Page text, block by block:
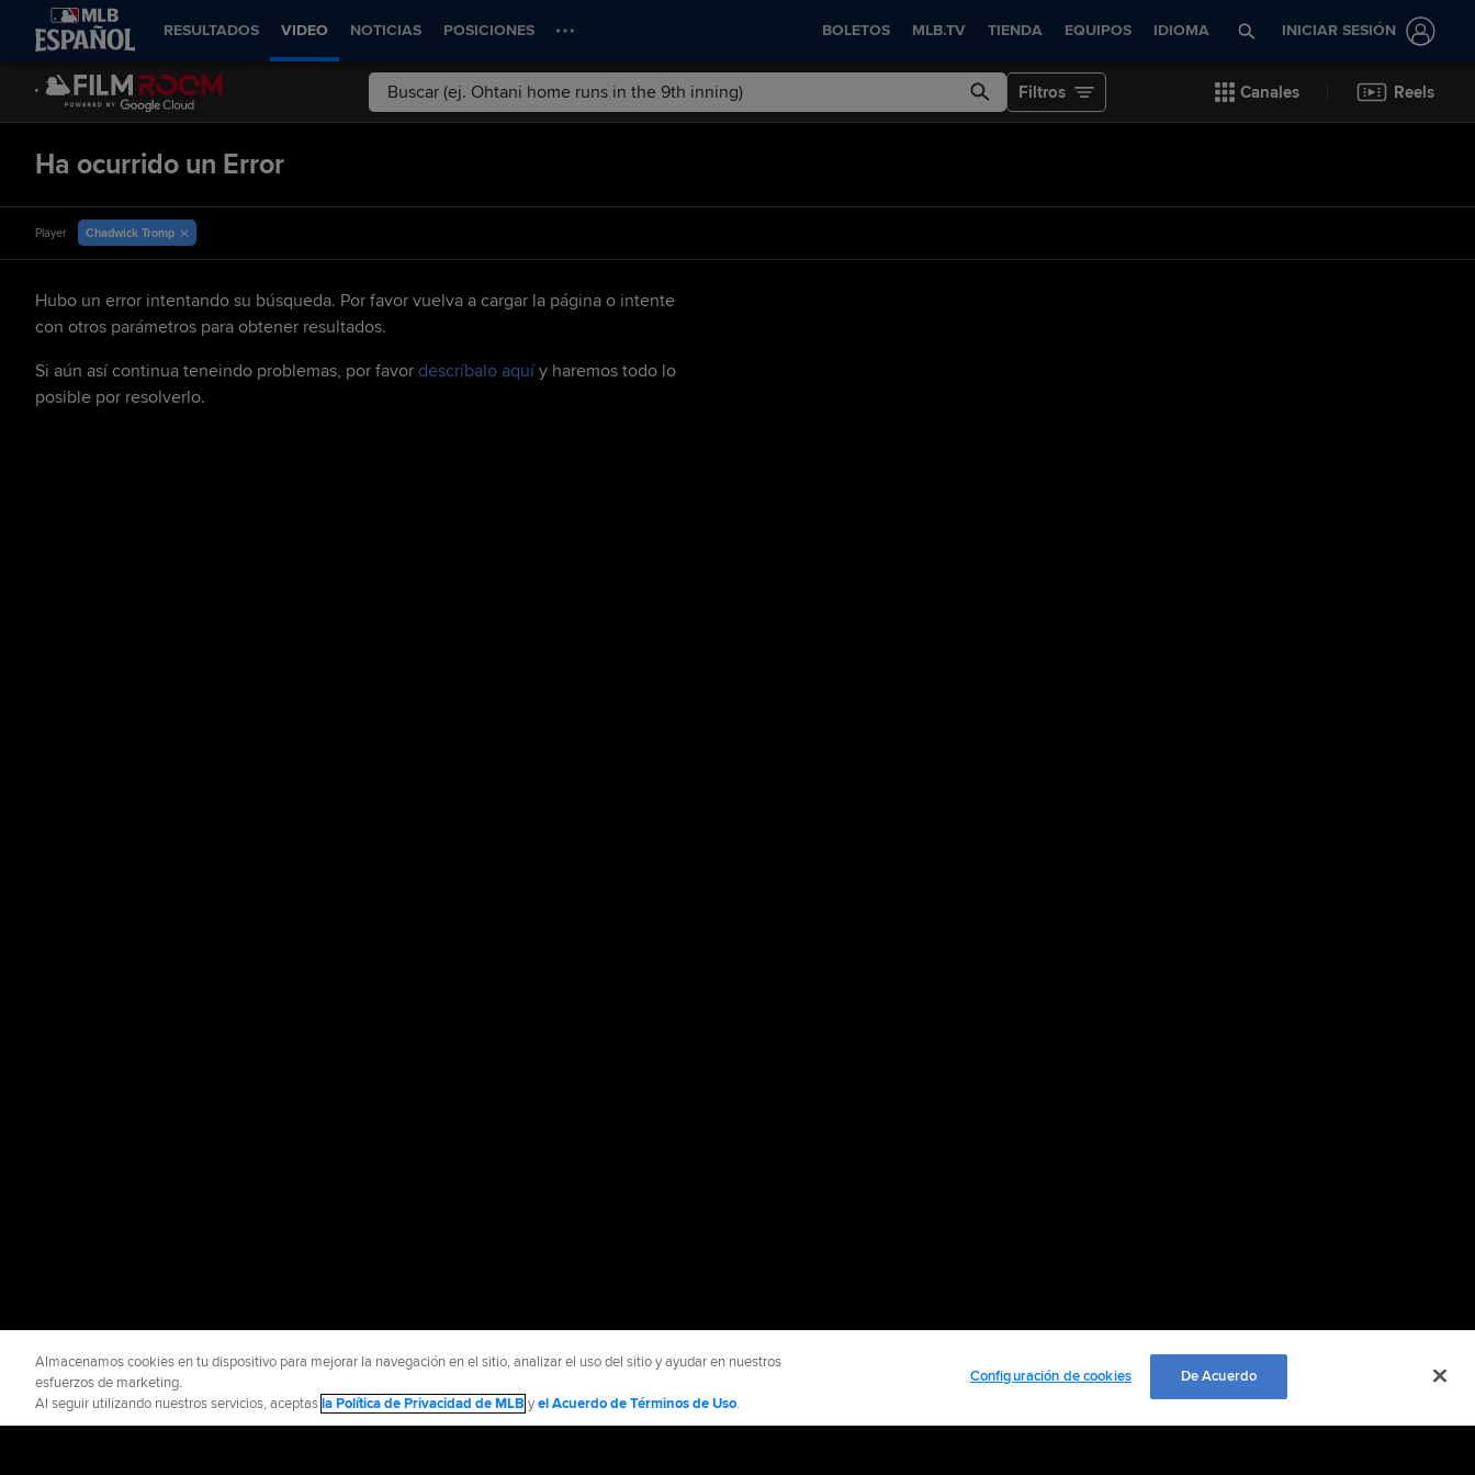
RESULTADOS VIDEO NOTICIAS POSICIONES BOLETOS MLB.TV TIENDA EQUIPOS IDIOMA INICIAR SESIÓN
Filtros Canales Reels
Ha ocurrido un Error
Player Chadwick Tromp
Hubo un error intentando su búsqueda. Por favor vuelva a cargar la página o intente
con otros parámetros para obtener resultados.
Si aún así continua teneindo problemas, por favor descríbalo aquíy haremos todo lo
posible por resolverlo.
Almacenamos cookies en tu dispositivo para mejorar la navegación en el sitio, analizar el uso del sitio y ayudar en nuestros
esfuerzos de marketing.
Al seguir utilizando nuestros servicios, aceptasla Política de Privacidad de MLB yel Acuerdo de Términos de Uso.
Configuración de cookies De Acuerdo